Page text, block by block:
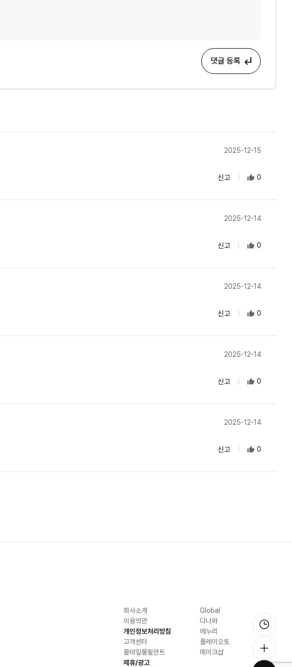
댓글 등록
2025-12-15
신고 0
2025-12-14
신고 0
2025-12-14
신고 0
2025-12-14
신고 0
2025-12-14
신고 0
회사소개
이용약관
개인정보처리방침
고객센터
몰테일풀필먼트
제휴/광고
Global
다나와
에누리
플레이오토
메이크샵